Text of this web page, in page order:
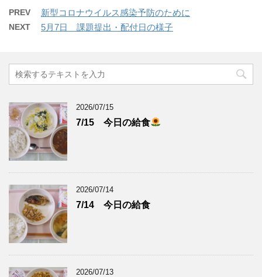
PREV 新型コロナウイルス感染予防のために
NEXT 5月7日 課題提出・配付日の様子
2026/07/15
7/15 今日の給食
2026/07/14
7/14 今日の給食
2026/07/13